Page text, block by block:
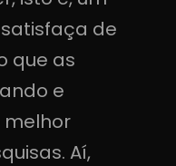
de
que as
e
Aí,